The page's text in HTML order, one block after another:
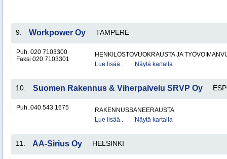
9. Workpower Oy TAMPERE
Puh. 020 7103300
Faksi 020 7103301
HENKILÖSTÖVUOKRAUSTA JA
Lue lisää..
Näytä kartalla
10. Suomen Rakennus & Viherpalvelu SRVP Oy
Puh. 040 543 1675
RAKENNUSSANEERAUSTA
Lue lisää..
Näytä kartalla
11. AA-Sirius Oy HELSINKI